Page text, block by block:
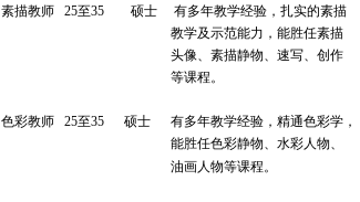
素描教师 25至35 硕士 有多年教学经验，扎实的素描
教学及示范能力，能胜任素描
头像、素描静物、速写、创作
等课程。
色彩教师 25至35 硕士 有多年教学经验，精通色彩学，
能胜任色彩静物、水彩人物、
油画人物等课程。